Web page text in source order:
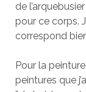
de
pour ce corps.
correspond
Pour la
peintures que